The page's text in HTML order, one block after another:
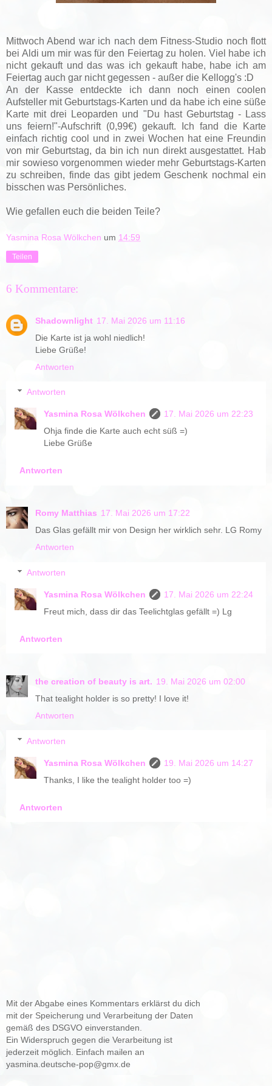
Mittwoch Abend war ich nach dem Fitness-Studio noch flott
bei Aldi um mir was für den Feiertag zu holen. Viel habe ich
nicht gekauft und das was ich gekauft habe, habe ich am
Feiertag auch gar nicht gegessen - außer die Kellogg's :D
An der Kasse entdeckte ich dann noch einen coolen
Aufsteller mit Geburtstags-Karten und da habe ich eine süße
Karte mit drei Leoparden und "Du hast Geburtstag - Lass
uns feiern!"-Aufschrift (0,99€) gekauft. Ich fand die Karte
einfach richtig cool und in zwei Wochen hat eine Freundin
von mir Geburtstag, da bin ich nun direkt ausgestattet. Hab
mir sowieso vorgenommen wieder mehr Geburtstags-Karten
zu schreiben, finde das gibt jedem Geschenk nochmal ein
bisschen was Persönliches.
Wie gefallen euch die beiden Teile?
Yasmina Rosa Wölkchen um 14:59
Teilen
6 Kommentare:
Shadownlight 17. Mai 2026 um 11:16
Die Karte ist ja wohl niedlich!
Liebe Grüße!
Antworten
Antworten
Yasmina Rosa Wölkchen
17. Mai 2026 um 22:23
Ohja finde die Karte auch echt süß =)
Liebe Grüße
Antworten
Romy Matthias 17. Mai 2026 um 17:22
Das Glas gefällt mir von Design her wirklich sehr. LG Romy
Antworten
Antworten
Yasmina Rosa Wölkchen
17. Mai 2026 um 22:24
Freut mich, dass dir das Teelichtglas gefällt =) Lg
Antworten
the creation of beauty is art. 19. Mai 2026 um 02:00
That tealight holder is so pretty! I love it!
Antworten
Antworten
Yasmina Rosa Wölkchen
19. Mai 2026 um 14:27
Thanks, I like the tealight holder too =)
Antworten
Mit der Abgabe eines Kommentars erklärst du dich
mit der Speicherung und Verarbeitung der Daten
gemäß des DSGVO einverstanden.
Ein Widerspruch gegen die Verarbeitung ist
jederzeit möglich. Einfach mailen an
yasmina.deutsche-pop@gmx.de